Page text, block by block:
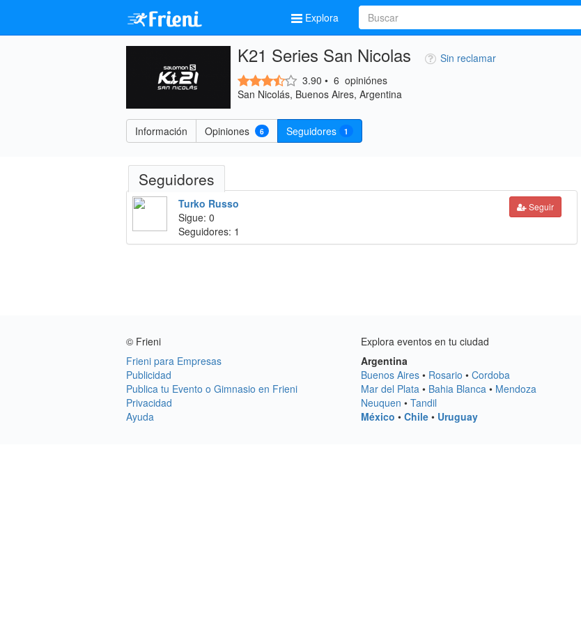
Explora
K21 Series San Nicolas
Sin reclamar
3.90 • 6 opiniónes
San Nicolás, Buenos Aires, Argentina
Información Opiniones 6 Seguidores 1
Seguidores
Turko Russo
Sigue: 0
Seguidores: 1
Seguir
© Frieni
Frieni para Empresas
Publicidad
Publica tu Evento o Gimnasio en Frieni
Privacidad
Ayuda
Explora eventos en tu ciudad
Argentina
Buenos Aires • Rosario •Cordoba
Mar del Plata • Bahia Blanca • Mendoza
Neuquen •Tandil
México •Chile • Uruguay